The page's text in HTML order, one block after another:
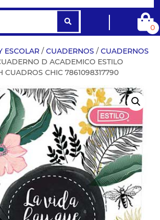
0
ESCOLAR / CUADERNOS / CUADERNOS
D ACADEMICO ESTILO
CUADROS CHIC 7861098317790